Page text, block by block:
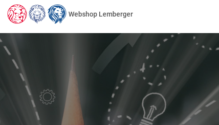
Webshop Lemberger